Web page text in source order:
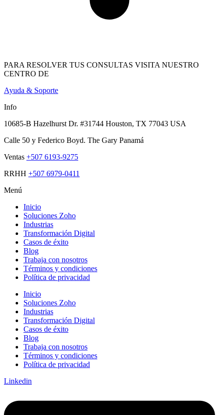
PARA RESOLVER TUS CONSULTAS VISITA NUESTRO
CENTRO DE
Ayuda & Soporte
Info
10685-B Hazelhurst Dr. #31744 Houston, TX 77043 USA
Calle 50 y Federico Boyd. The Gary Panamá
Ventas +507 6193-9275
RRHH +507 6979-0411
Menú
Inicio
Soluciones Zoho
Industrias
Transformación Digital
Casos de éxito
Blog
Trabaja con nosotros
Términos y condiciones
Política de privacidad
Inicio
Soluciones Zoho
Industrias
Transformación Digital
Casos de éxito
Blog
Trabaja con nosotros
Términos y condiciones
Política de privacidad
Linkedin